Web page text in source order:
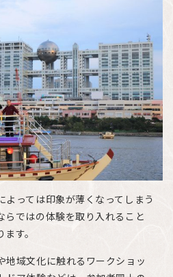
っては印象が薄くなってしまう
らではの体験を取り入れること
す。
地域文化に触れるワークショッ